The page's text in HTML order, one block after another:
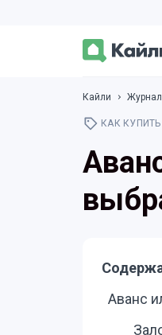
Кайли Журнал
КАК КУПИТЬ
Аванс